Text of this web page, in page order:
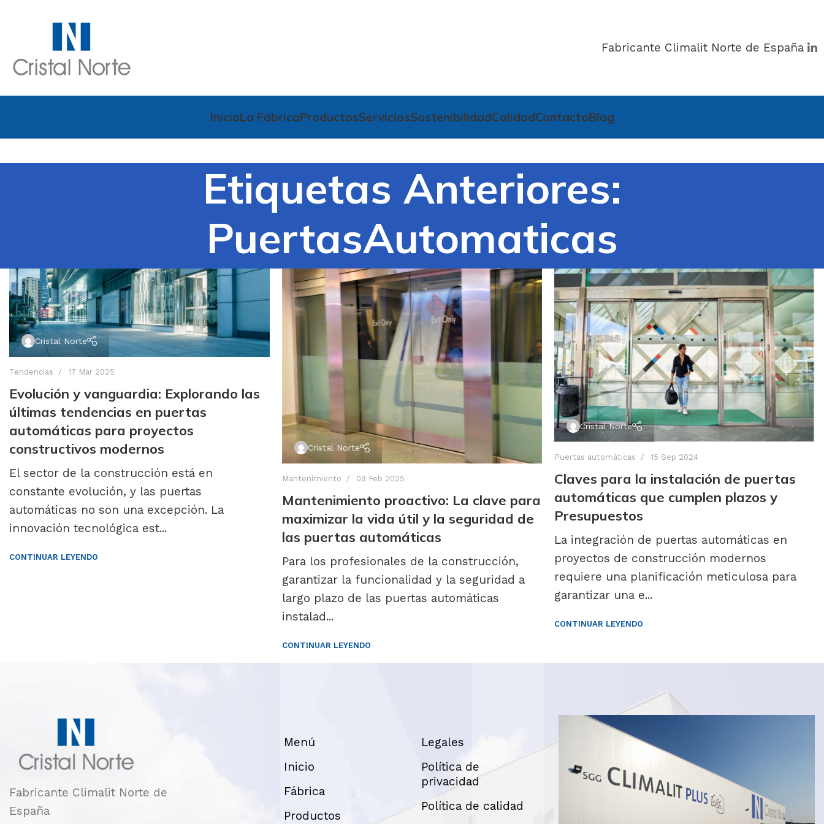
Fabricante Climalit Norte de España
InicioLa FábricaProductosServiciosSostenibilidadCalidadContactoBlog
Etiquetas Anteriores:
PuertasAutomaticas
Cristal Norte
Tendencias 17 Mar 2025
Evolución y vanguardia: Explorando las
últimas tendencias en puertas
automáticas para proyectos
constructivos modernos
El sector de la construcción está en
constante evolución, y las puertas
automáticas no son una excepción. La
innovación tecnológica est...
CONTINUAR LEYENDO
Cristal Norte
Mantenimiento 09 Feb 2025
Mantenimiento proactivo: La clave para
maximizar la vida útil y la seguridad de
las puertas automáticas
Para los profesionales de la construcción,
garantizar la funcionalidad y la seguridad a
largo plazo de las puertas automáticas
instalad...
CONTINUAR LEYENDO
Cristal Norte
Puertas automáticas 15 Sep 2024
Claves para la instalación de puertas
automáticas que cumplen plazos y
Presupuestos
La integración de puertas automáticas en
proyectos de construcción modernos
requiere una planificación meticulosa para
garantizar una e...
CONTINUAR LEYENDO
Fabricante Climalit Norte de
España
Menú
Inicio
Fábrica
Productos
Legales
Política de
privacidad
Política de calidad